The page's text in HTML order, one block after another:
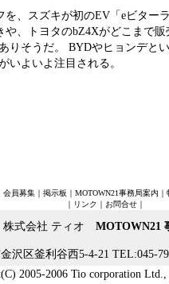
を、スズキが初のEV「eビター
、トヨタのbZ4Xがどこまで
りそうだ。 BYDやヒョンデと
いよいよ注目される。
会員募集 ｜ 掲示板 ｜ MOTOWN21事務局案内 ｜
｜ リンク ｜ お問合せ｜
式会社 ティオ MOTOWN21
沢区釜利谷西5-4-21 TEL:045-
2005-2006 Tio corporation